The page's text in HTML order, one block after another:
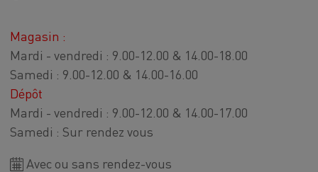
Magasin :
Mardi - vendredi : 9.00-12.00 & 14.00-18.00
Samedi : 9.00-12.00 & 14.00-16.00
Dépôt
Mardi - vendredi : 9.00-12.00 & 14.00-17.00
Samedi : Sur rendez vous
Avec ou sans rendez-vous